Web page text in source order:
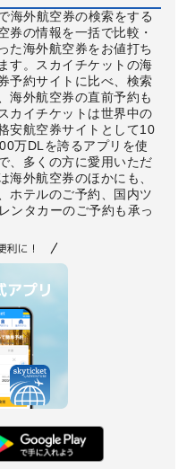
海外航空券の検索をする
券の情報を一括で比較・
た海外航空券をお値打ち
す。スカイチケットの海
予約サイトに比べ、検索
海外航空券の直前予約も
カイチケットは世界中の
安航空券サイトとして10
万DLを誇るアプリを使
、多くの方に愛用いただ
海外航空券のほかにも、
ホテルのご予約、国内ツ
ンタカーのご予約も承っ